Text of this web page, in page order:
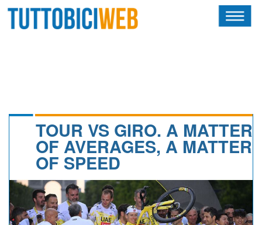
CALENDARIO
ALBI D'ORO
TOUR VS GIRO. A MATTER
OF AVERAGES, A MATTER
OF SPEED